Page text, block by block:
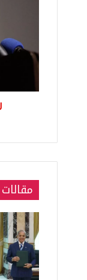
العربية